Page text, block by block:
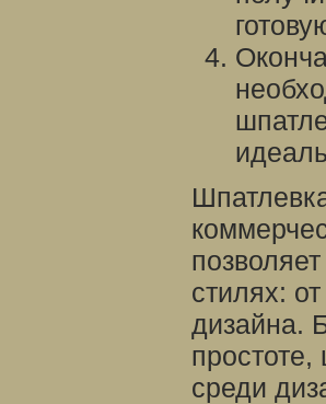
стилях:
дизайна.
среди